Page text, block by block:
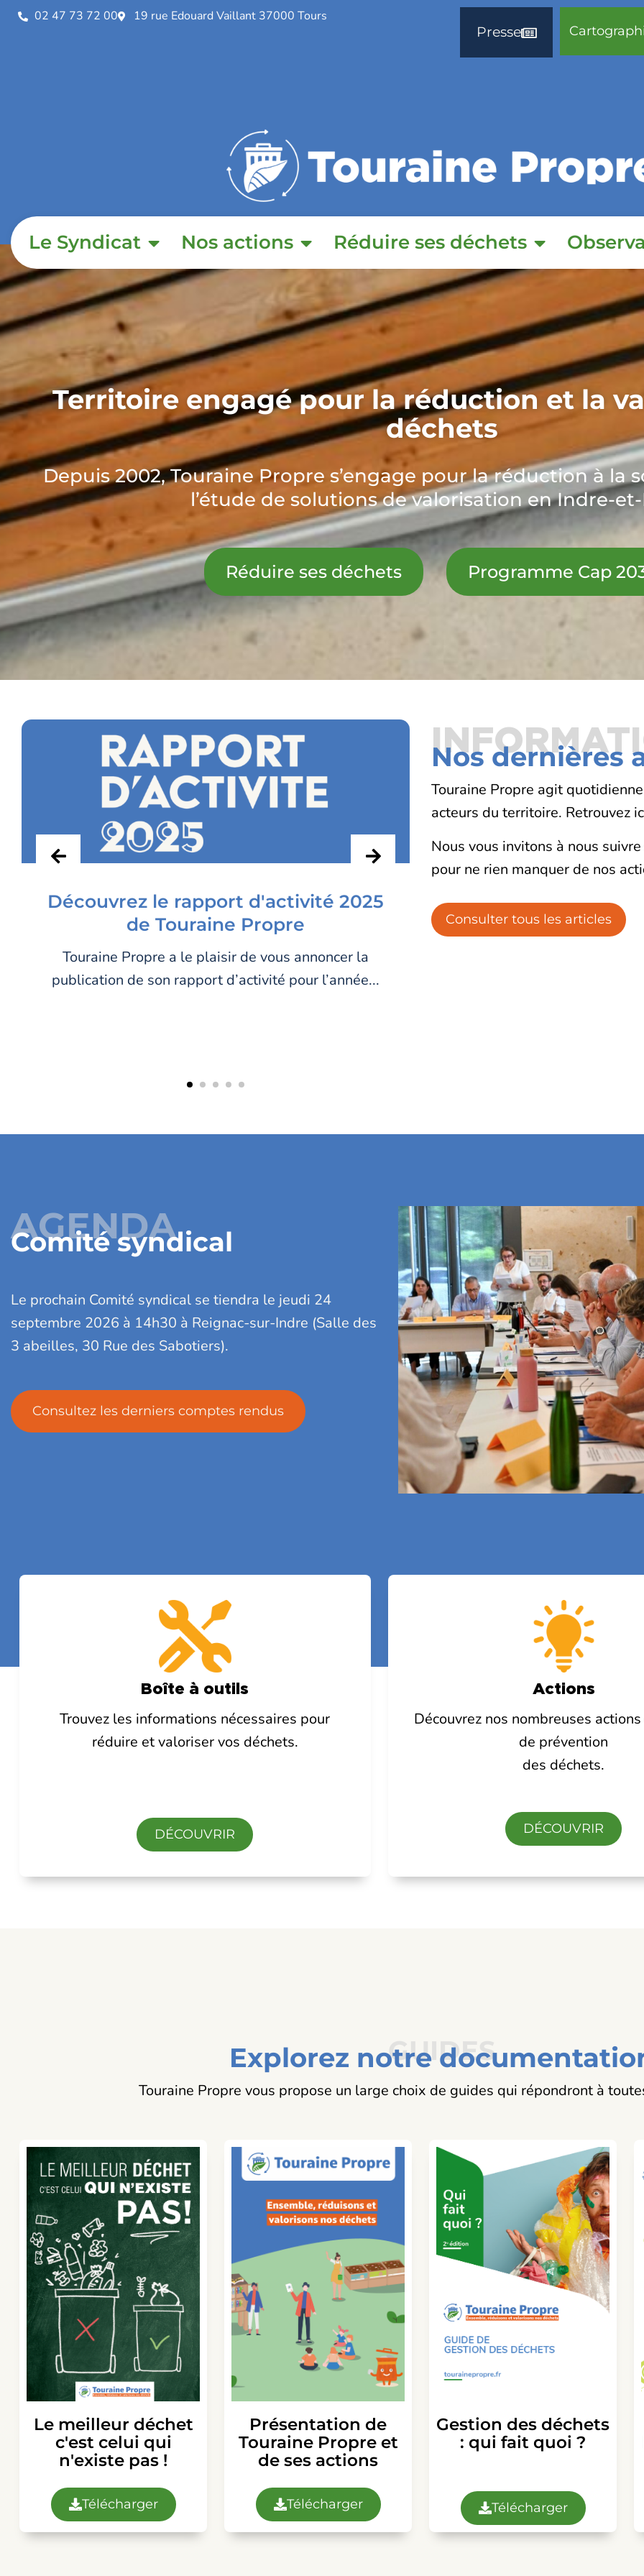
02 47 73 72 00 19 rue Edouard Vaillant 37000 Tours
Presse
Le Syndicat Nos actions Réduire ses déchets
Territoire engagé pour la réduction et la
déchets
Depuis 2002, Touraine Propre s’engage pour la réduction à la
l’étude de solutions de valorisation en Indre-
Réduire ses déchets Programme Cap
Découvrez le rapport d'activité 2025
de Touraine Propre
Touraine Propre a le plaisir de vous annoncer la
publication de son rapport d’activité pour l’année...
Découvrez les
syndical de
Nos dernières
Touraine Propre agit
acteurs du territoire. Retrouvez
Nous vous invitons à nous
pour ne rien manquer de nos
Consulter tous les articles
AGENDA
Comité syndical
Le prochain Comité syndical se tiendra le jeudi 24
septembre 2026 à 14h30 à Reignac-sur-Indre (Salle des
3 abeilles, 30 Rue des Sabotiers).
Consultez les derniers comptes rendus
Boîte à outils
Trouvez les informations nécessaires pour
réduire et valoriser vos déchets.
DÉCOUVRIR
Actions
Découvrez nos nombreuses
de prévention
des déchets.
DÉCOUVRIR
GUIDES
Explorez notre
Touraine Propre vous propose un large choix de guides qui répondront à
Le meilleur déchet
c'est celui qui
n'existe pas !
Télécharger
Présentation de
Touraine Propre et
de ses actions
Télécharger
Gestion des déchets
: qui fait quoi ?
Télécharger